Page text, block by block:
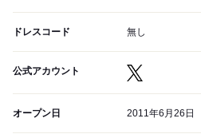
ドレスコード 無し
公式アカウント
オープン日 2011年6月26日